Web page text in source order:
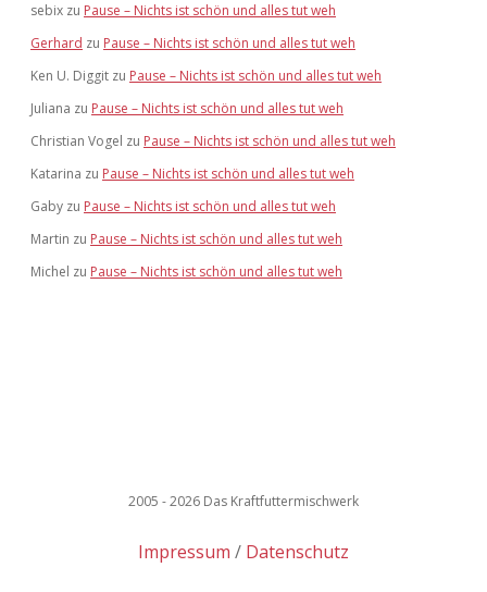
sebix zu Pause – Nichts ist schön und alles tut weh
Gerhard zu Pause – Nichts ist schön und alles tut weh
Ken U. Diggit zu Pause – Nichts ist schön und alles tut weh
Juliana zu Pause – Nichts ist schön und alles tut weh
Christian Vogel zu Pause – Nichts ist schön und alles tut weh
Katarina zu Pause – Nichts ist schön und alles tut weh
Gaby zu Pause – Nichts ist schön und alles tut weh
Martin zu Pause – Nichts ist schön und alles tut weh
Michel zu Pause – Nichts ist schön und alles tut weh
2005 - 2026 Das Kraftfuttermischwerk
Impressum Datenschutz